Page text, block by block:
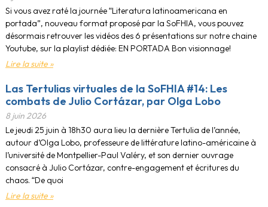
Si vous avez raté la journée “Literatura latinoamericana en
portada”, nouveau format proposé par la SoFHIA, vous pouvez
désormais retrouver les vidéos des 6 présentations sur notre chaine
Youtube, sur la playlist dédiée: EN PORTADA Bon visionnage!
Lire la suite »
Las Tertulias virtuales de la SoFHIA #14: Les
combats de Julio Cortázar, par Olga Lobo
8 juin 2026
Le jeudi 25 juin à 18h30 aura lieu la dernière Tertulia de l’année,
autour d’Olga Lobo, professeure de littérature latino-américaine à
l’université de Montpellier-Paul Valéry, et son dernier ouvrage
consacré à Julio Cortázar, contre-engagement et écritures du
chaos. “De quoi
Lire la suite »